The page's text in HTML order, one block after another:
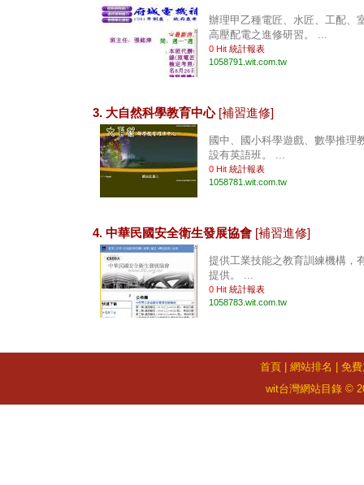
辦理甲乙種電匠、水匠、工配、
高壓配電之進修研習。 ...
0 Hit 統計報表
1058791.wit.com.tw
3. 大自然科學教育中心 [補習進修]
國中、國小科學遊戲、數學推理
設有英語班。 ...
0 Hit 統計報表
1058781.wit.com.tw
4. 中華民國安全衛生發展協會 [補習進修]
提供工業技能之教育訓練機構，
提供。 ...
0 Hit 統計報表
1058783.wit.com.tw
首頁| 網站排名
免
wit台灣網站目錄 ©